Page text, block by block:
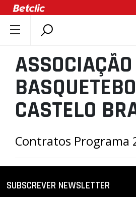
DOCUMENTOS
ÚLTIMAS
COMPETIÇÕES
ASSOCIAÇÕES
CLUBES
AGENTES
AGENDA
SELEÇÕES
CASTELO
Contratos Programa
SUBSCREVER NEWSLETTER